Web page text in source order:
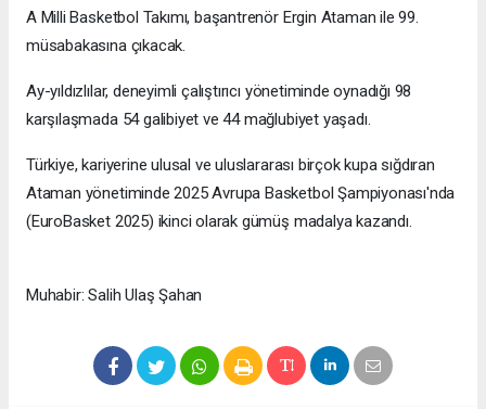
A Milli Basketbol Takımı, başantrenör Ergin Ataman ile 99.
müsabakasına çıkacak.
Ay-yıldızlılar, deneyimli çalıştırıcı yönetiminde oynadığı 98
karşılaşmada 54 galibiyet ve 44 mağlubiyet yaşadı.
Türkiye, kariyerine ulusal ve uluslararası birçok kupa sığdıran
Ataman yönetiminde 2025 Avrupa Basketbol Şampiyonası'nda
(EuroBasket 2025) ikinci olarak gümüş madalya kazandı.
Muhabir: Salih Ulaş Şahan